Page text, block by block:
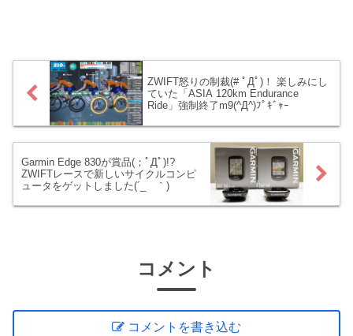
ZWIFT怒りの制裁(# ﾟДﾟ)！ 楽しみにし
ていた「ASIA 120km Endurance
Ride」強制終了m9(^Д^)ﾌﾟｷﾞｬｰ
Garmin Edge 830が賞品(；ﾟДﾟ)!?
ZWIFTレースで新しいサイクルコンピ
ュータをゲットしました(´_ゝ｀)
コメント
コメントを書き込む